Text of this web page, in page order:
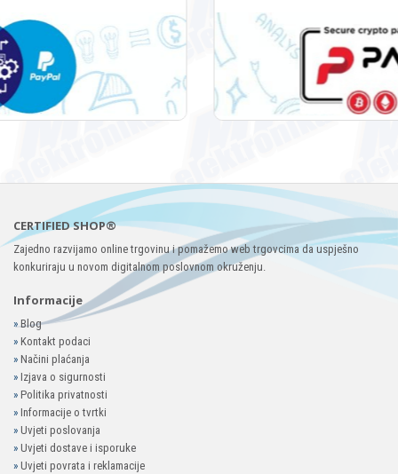
CERTIFIED SHOP®
Zajedno razvijamo online trgovinu i pomažemo web trgovcima da uspješno
konkuriraju u novom digitalnom poslovnom okruženju.
Informacije
»Blog
» Kontakt podaci
» Načini plaćanja
» Izjava o sigurnosti
» Politika privatnosti
» Informacije o tvrtki
» Uvjeti poslovanja
» Uvjeti dostave i isporuke
» Uvjeti povrata i reklamacije